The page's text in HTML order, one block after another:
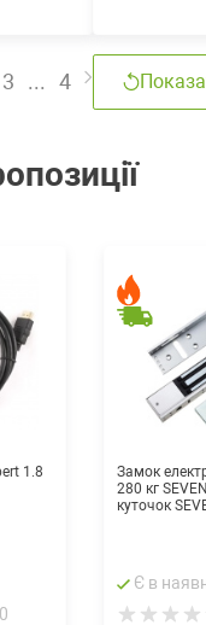
3 ... 4
1.8
0
Замок
280 кг
куточок
Є в